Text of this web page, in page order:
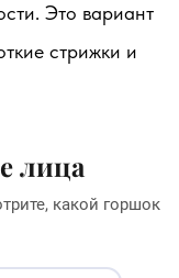
Это вариант
стрижки и
лица
какой горшок